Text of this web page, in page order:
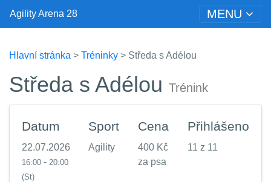
Agility Arena 28 MENU
Hlavní stránka > Tréninky > Středa s Adélou
Středa s Adélou Trénink
Datum
22.07.2026
16:00 - 20:00
(St)
Sport
Agility
Cena
400 Kč
za psa
Přihlášeno
11 z 11